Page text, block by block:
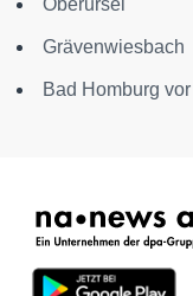
Oberursel
Grävenwiesbach
Bad Homburg